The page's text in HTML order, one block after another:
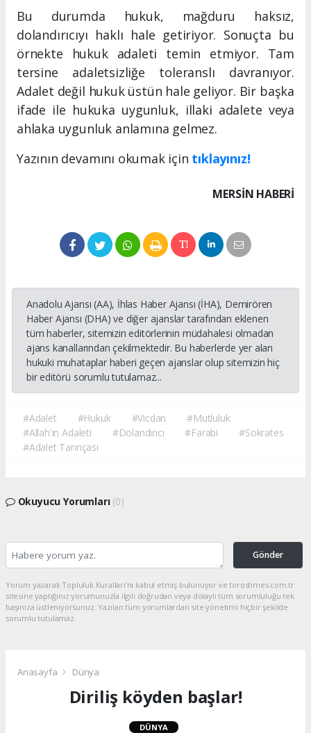
Bu durumda hukuk, mağduru haksız,
dolandırıcıyı haklı hale getiriyor. Sonuçta bu
örnekte hukuk adaleti temin etmiyor. Tam
tersine adaletsizliğe toleranslı davranıyor.
Adalet değil hukuk üstün hale geliyor. Bir başka
ifade ile hukuka uygunluk, illaki adalete veya
ahlaka uygunluk anlamına gelmez.
Yazının devamını okumak için tıklayınız!
MERSIN HABERİ
Anadolu Ajansı (AA), İhlas Haber Ajansı (İHA), Demirören
Haber Ajansı (DHA) ve diğer ajanslar tarafından eklenen
tüm haberler, sitemizin editörlerinin müdahalesi olmadan
ajans kanallarından çekilmektedir. Bu haberlerde yer alan
hukuki muhataplar haberi geçen ajanslar olup sitemizin hiç
bir editörü sorumlu tutulamaz...
#Adalet #Hukuk #Vicdan
#Mutluluk
#Allah'ın Adaleti
#Dolandırıcı #Farabi
#Sokrates
#Adalet Tanrıçası
Okuyucu Yorumları (0)
Gönder
Yorum yazarak Topluluk Kuralları’nı kabul etmiş bulunuyor ve torostimes.com.tr
sitesine yaptığınız yorumunuzla ilgili doğrudan veya dolaylı tüm sorumluluğu tek
başınıza üstleniyorsunuz. Yazılan tüm yorumlardan site yönetimi hiçbir şekilde
sorumlu tutulamaz.
Anasayfa Dünya
Diriliş köyden başlar!
DÜNYA